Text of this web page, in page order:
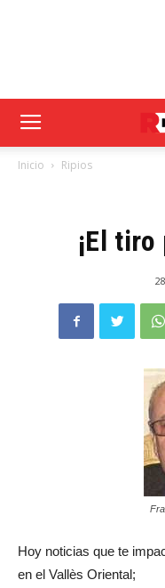
Inicio Ripios
¡El
Hoy noticias que te
en el Vallès Oriental;